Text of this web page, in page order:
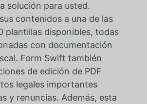
solución para usted.
contenidos a una de las
plantillas disponibles, todas
con documentación
Form Swift también
de edición de PDF
legales importantes
y renuncias. Además, esta